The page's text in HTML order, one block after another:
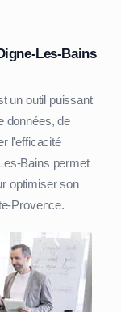
Les-Bains
un outil puissant
données, de
l'efficacité
Bains permet
optimiser son
Provence.